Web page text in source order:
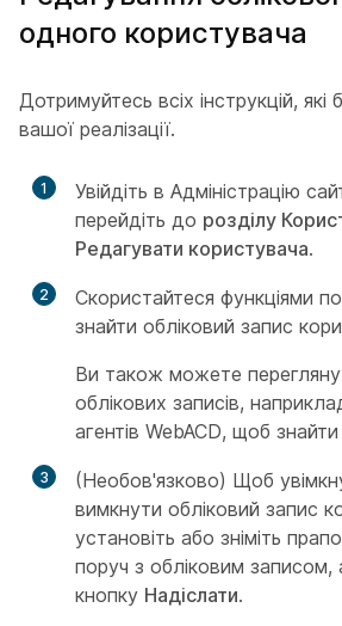
одного користувача
Дотримуйтесь всіх інструкцій, які
вашої реалізації.
1
Увійдіть в Адміністрацію
перейдіть до розділу
Редагувати користувача.
2
Скористайтеся функціями
знайти обліковий запис
Ви також можете
облікових записів,
агентів WebACD, щоб
3
(Необов'язково) Щоб
вимкнути обліковий запис
установіть або зніміть
поруч з обліковим записом,
кнопку Надіслати.